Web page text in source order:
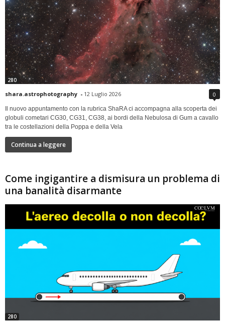
280
shara.astrophotography - 12 Luglio 2026 0
Il nuovo appuntamento con la rubrica ShaRA ci accompagna alla scoperta dei
globuli cometari CG30, CG31, CG38, ai bordi della Nebulosa di Gum a cavallo
tra le costellazioni della Poppa e della Vela
Continua a leggere
Come ingigantire a dismisura un problema di
una banalità disarmante
280